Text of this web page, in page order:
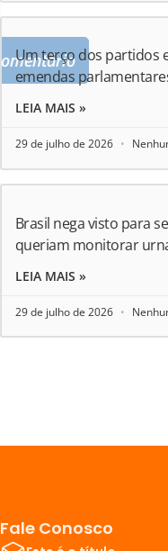
Um terço dos partidos
emendas
LEIA MAIS »
29 de julho de 2026
Brasil nega visto para
queriam monitorar
LEIA MAIS »
29 de julho de 2026
Fale Conosco